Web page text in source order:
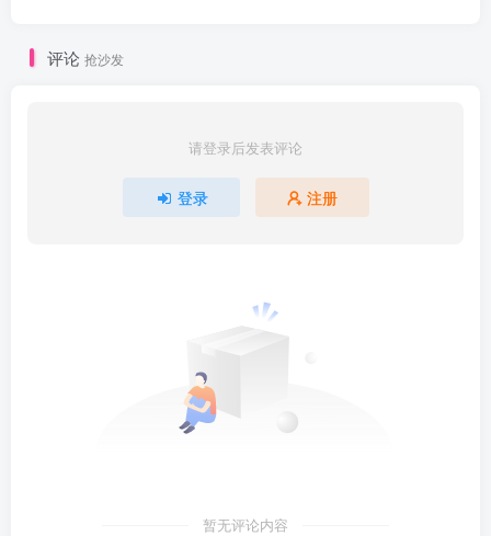
评论 抢沙发
请登录后发表评论
登录 注册
暂无评论内容